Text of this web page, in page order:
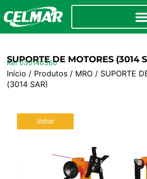
SUPORTE DE MOTORES (3014
Ref 030140360
Início / Produtos/ MRO/ SUPORTE
(3014 SAR)
Voltar